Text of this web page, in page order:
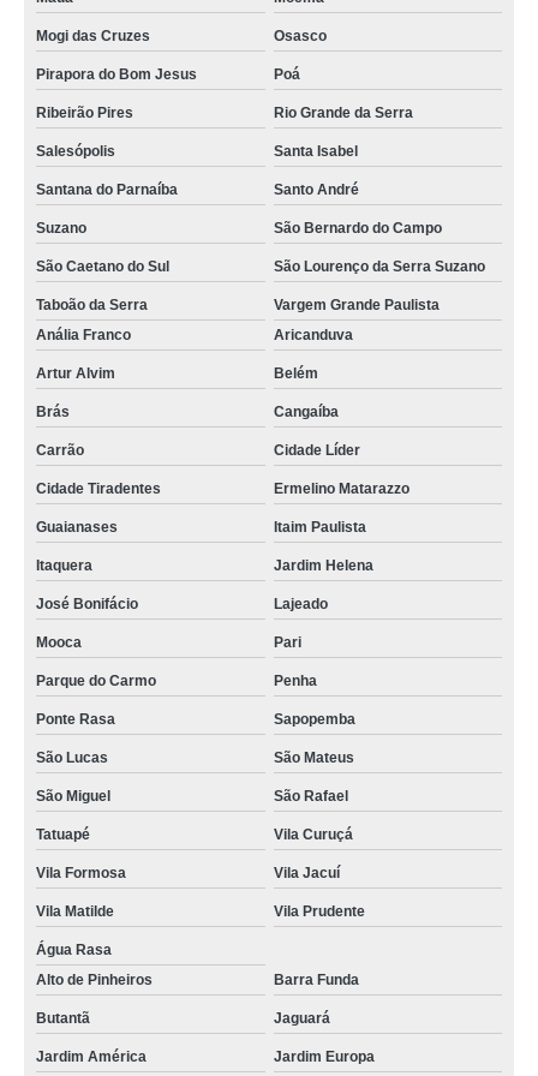
comprar curso para manutenção de celular Belém
cursos manutenção de celular Ibirapuera
curso para manutenção de celular preços Brás
curso manutenção celular Salesópolis
curso de manutenção de celular online preços Embu
qual o valor de curso de manutenção de celular online Arujá
curso de manutenção em celular preços Bela Vista
cursos técnicos de manutenção de celular Butantã
comprar curso manutenção em celular São Mateus
curso técnico manutenção de celular preços Vila Mariana
comprar curso técnico manutenção de celular Carrão
qual o valor de curso para manutenção de celular São Bernardo do Campo
comprar curso manutenção celular Tucuruvi
cursos de manutenção de celular online Vargem Grande Paulista
qual o valor de curso para manutenção de celular Anhanguera
cursos de manutenção de celular Francisco Morato
curso manutenção de celular presencial preços Suzano
cursos de manutenção em celular Bela Vista
curso para manutenção de celular preços Itapecerica da Serra
curso manutenção em celular Marsilac
comprar curso técnico manutenção de celular São Miguel
Mogi das Cruzes Osasco
Pirapora do Bom Jesus Poá
Ribeirão Pires Rio Grande da Serra
Salesópolis Santa Isabel
Santana do Parnaíba Santo André
Suzano São Bernardo do Campo
São Caetano do Sul São Lourenço da Serra Suzano
Taboão da Serra
Vargem Grande Paulista
Anália Franco
Aricanduva
Artur Alvim Belém
Brás Cangaíba
Carrão Cidade Líder
Cidade Tiradentes Ermelino Matarazzo
Guaianases Itaim Paulista
Itaquera Jardim Helena
José Bonifácio Lajeado
Mooca Pari
Parque do Carmo Penha
Ponte Rasa Sapopemba
São Lucas São Mateus
São Miguel São Rafael
Tatuapé Vila Curuçá
Vila Formosa Vila Jacuí
Vila Matilde Vila Prudente
Água Rasa
Alto de Pinheiros
Barra Funda
Butantã Jaguará
Jardim América Jardim Europa